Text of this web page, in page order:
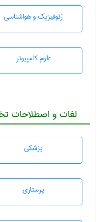
ژئوفيزيك و هواشناسی
علوم کامپیوتر
لغات و اصطلاحات
پزشكی
پرستاری